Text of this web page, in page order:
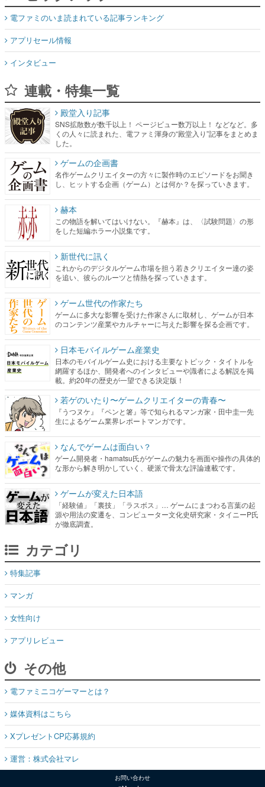
電ファミのいま読まれている記事ランキング
アプリセール情報
インタビュー
連載・特集一覧
殿堂入り記事
SNS拡散数が数千以上！ ページビュー数万以上！ などなど。多
くの人々に読まれた、電ファミ渾身の“殿堂入り”記事をまとめま
した。
ゲームの企画書
名作ゲームクリエイターの方々に製作時のエピソードをお聞き
し、ヒットする企画（ゲーム）とは何か？を探っていきます。
赫本
この物語を解いてはいけない。『赫本』は、〈試験問題〉の形
をした短編ホラー小説集です。
新世代に訊く
これからのデジタルゲーム市場を担う若きクリエイター達の姿
を追い、彼らのルーツと情熱を探っていきます。
ゲーム世代の作家たち
ゲームに多大な影響を受けた作家さんに取材し、ゲームが日本
のコンテンツ産業やカルチャーに与えた影響を探る企画です。
日本モバイルゲーム産業史
日本のモバイルゲーム史における主要なトピック・タイトルを
網羅するほか、開発者へのインタビューや識者による解説を掲
載。約20年の歴史が一望できる決定版！
若ゲのいたり〜ゲームクリエイターの青春〜
『うつヌケ』『ペンと箸』等で知られるマンガ家・田中圭一先
生によるゲーム業界レポートマンガです。
なんでゲームは面白い？
ゲーム開発者・hamatsu氏がゲームの魅力を画面や操作の具体的
な形から解き明かしていく、硬派で骨太な評論連載です。
ゲームが変えた日本語
「経験値」「裏技」「ラスボス」… ゲームにまつわる言葉の起
源や用法の変遷を、コンピューター文化史研究家・タイニーP氏
が徹底調査。
カテゴリ
特集記事
マンガ
女性向け
アプリレビュー
その他
電ファミニコゲーマーとは？
媒体資料はこちら
XプレゼントCP応募規約
運営：株式会社マレ
お問い合わせ